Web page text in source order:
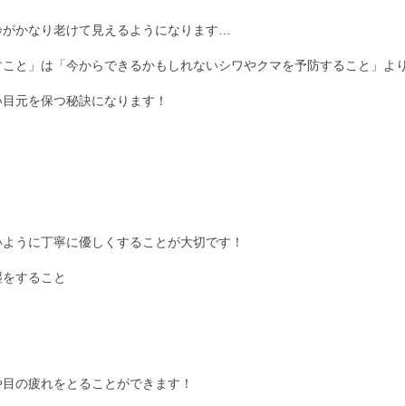
かなり老けて見えるようになります…
と」は「今からできるかもしれないシワやクマを予防すること」よ
元を保つ秘訣になります！
うに丁寧に優しくすることが大切です！
すること
の疲れをとることができます！